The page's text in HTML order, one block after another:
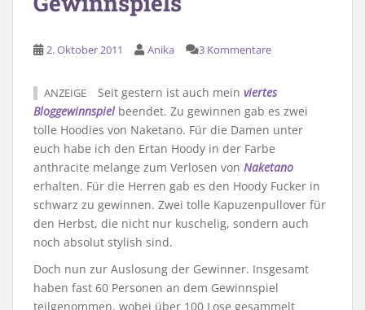
2. Oktober 2011 Anika 3 Kommentare
ANZEIGE Seit gestern ist auch mein viertes
Bloggewinnspielbeendet. Zu gewinnen gab es zwei
tolle Hoodies von Naketano. Für die Damen unter
euch habe ich den Ertan Hoody in der Farbe
anthracite melange zum Verlosen von Naketano
erhalten. Für die Herren gab es den Hoody Fucker in
schwarz zu gewinnen. Zwei tolle Kapuzenpullover für
den Herbst, die nicht nur kuschelig, sondern auch
noch absolut stylish sind.
Doch nun zur Auslosung der Gewinner. Insgesamt
haben fast 60 Personen an dem Gewinnspiel
teilgenommen, wobei über 100 Lose gesammelt